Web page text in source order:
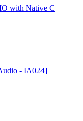
with Native C
- IA024]